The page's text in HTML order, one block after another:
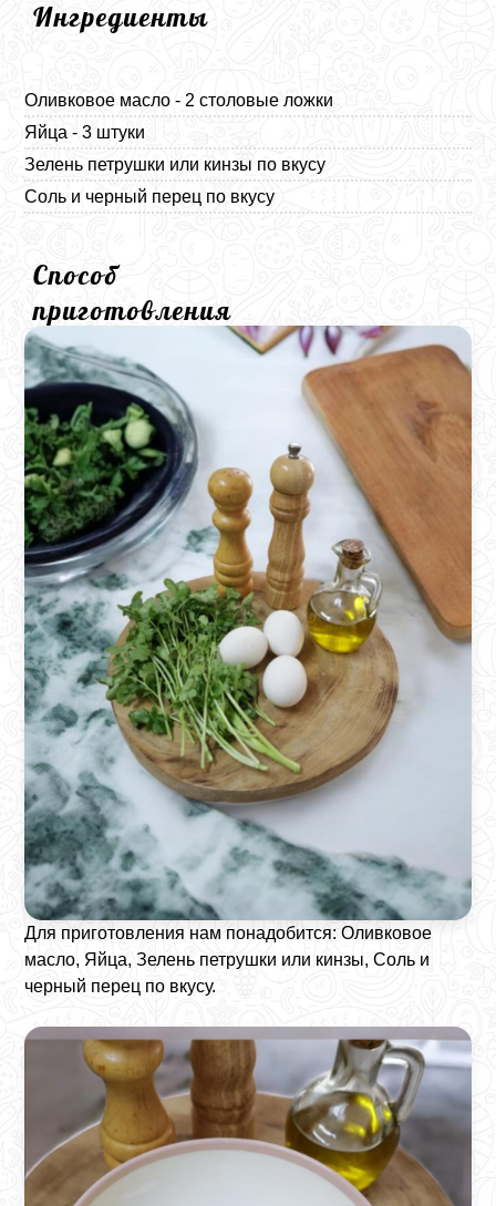
Ингредиенты
Оливковое масло - 2 столовые ложки
Яйца - 3 штуки
Зелень петрушки или кинзы по вкусу
Соль и черный перец по вкусу
Способ
приготовления
Для приготовления нам понадобится: Оливковое
масло, Яйца, Зелень петрушки или кинзы, Соль и
черный перец по вкусу.